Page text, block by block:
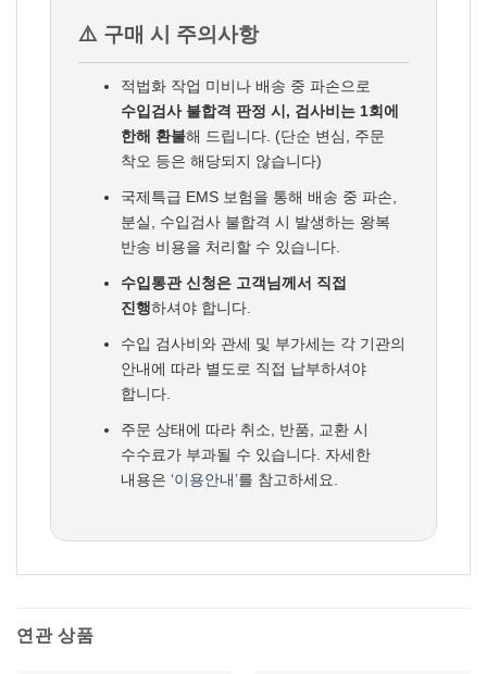
⚠️ 구매 시 주의사항
적법화 작업 미비나 배송 중 파손으로
수입검사 불합격 판정 시, 검사비는 1회에
한해 환불해 드립니다. (단순 변심, 주문
착오 등은 해당되지 않습니다)
국제특급 EMS 보험을 통해 배송 중 파손,
분실, 수입검사 불합격 시 발생하는 왕복
반송 비용을 처리할 수 있습니다.
수입통관 신청은 고객님께서 직접
진행하셔야 합니다.
수입 검사비와 관세 및 부가세는 각 기관의
안내에 따라 별도로 직접 납부하셔야
합니다.
주문 상태에 따라 취소, 반품, 교환 시
수수료가 부과될 수 있습니다. 자세한
내용은 ‘이용안내’를 참고하세요.
연관 상품